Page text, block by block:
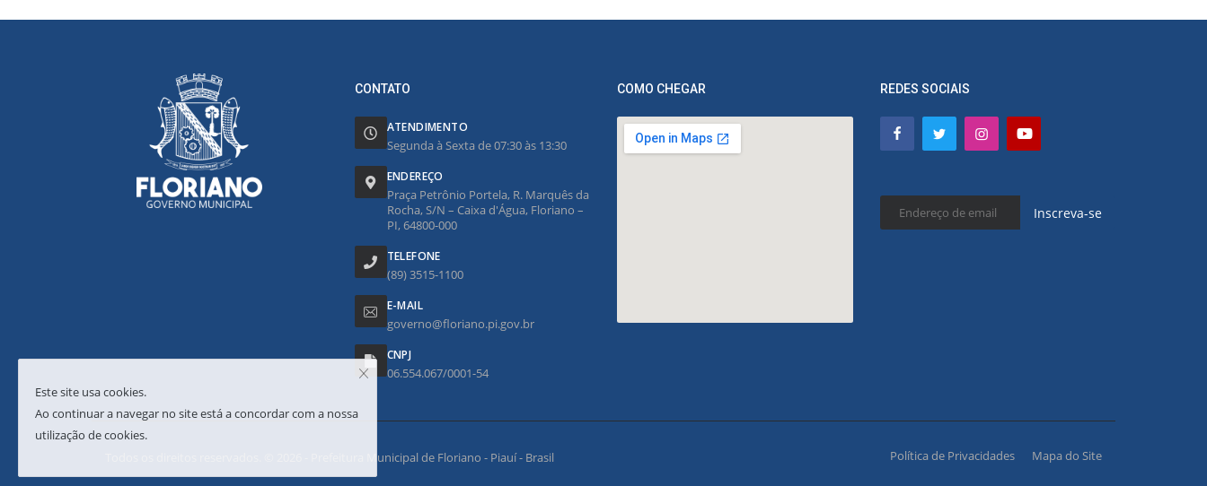
CONTATO
ATENDIMENTO
Segunda à Sexta de 07:30 às 13:30
ENDEREÇO
Praça Petrônio Portela, R. Marquês da
Rocha, S/N – Caixa d'Água, Floriano –
PI, 64800-000
TELEFONE
(89) 3515-1100
E-MAIL
governo@floriano.pi.gov.br
CNPJ
06.554.067/0001-54
COMO CHEGAR REDES SOCIAIS
Inscreva-se
Todos os direitos reservados. © 2026 - Prefeitura Municipal de Floriano - Piauí - Brasil Política de Privacidades Mapa do Site
Este site usa cookies.
Ao continuar a navegar no site está a concordar com a nossa
utilização de cookies.